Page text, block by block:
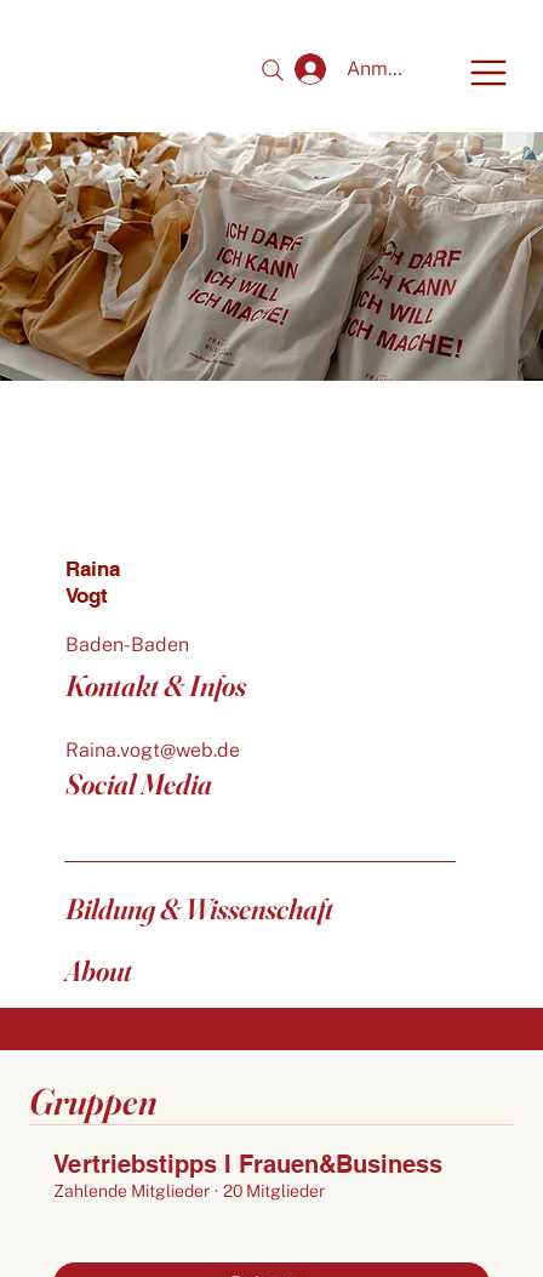
Anmelden
Raina
Vogt
Baden-Baden
Kontakt & Infos
Raina.vogt@web.de
Social Media
Bildung & Wissenschaft
About
Gruppen
Vertriebstipps I Frauen&Business
Zahlende Mitglieder · 20 Mitglieder